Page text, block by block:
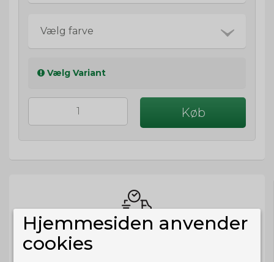
Vælg farve
Vælg Variant
Køb
så sender vi om
Hjemmesiden anvender
cookies